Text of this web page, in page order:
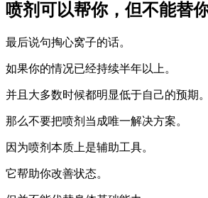
喷剂可以帮你，但不能替
最后说句掏心窝子的话。
如果你的情况已经持续半年以上。
并且大多数时候都明显低于自己的预期。
那么不要把喷剂当成唯一解决方案。
因为喷剂本质上是辅助工具。
它帮助你改善状态。